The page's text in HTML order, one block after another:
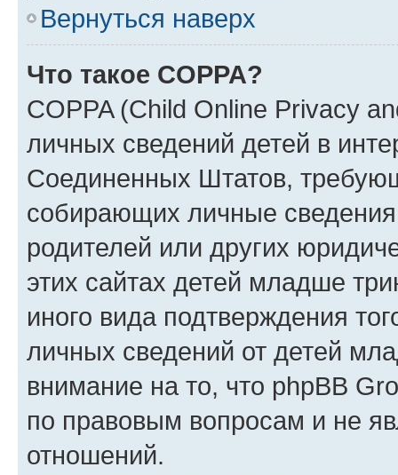
Вернуться наверх
Что такое COPPA?
COPPA (Child Online Privacy
личных сведений детей в
Соединенных Штатов,
собирающих личные
родителей или других
этих сайтах детей младше
иного вида подтверждения
личных сведений от детей
внимание на то, что phpBB
по правовым вопросам и не
отношений.